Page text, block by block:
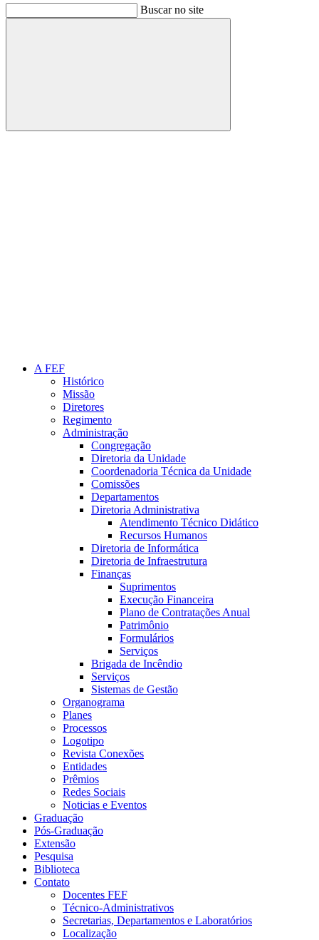
Buscar no site
Buscar
A FEF
Histórico
Missão
Diretores
Regimento
Administração
Congregação
Diretoria da Unidade
Coordenadoria Técnica da Unidade
Comissões
Departamentos
Diretoria Administrativa
Atendimento Técnico Didático
Recursos Humanos
Diretoria de Informática
Diretoria de Infraestrutura
Finanças
Suprimentos
Execução Financeira
Plano de Contratações Anual
Patrimônio
Formulários
Serviços
Brigada de Incêndio
Serviços
Sistemas de Gestão
Organograma
Planes
Processos
Logotipo
Revista Conexões
Entidades
Prêmios
Redes Sociais
Noticias e Eventos
Graduação
Pós-Graduação
Extensão
Pesquisa
Biblioteca
Contato
Docentes FEF
Técnico-Administrativos
Secretarias, Departamentos e Laboratórios
Localização